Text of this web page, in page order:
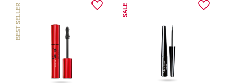
BEST SELLER SALE